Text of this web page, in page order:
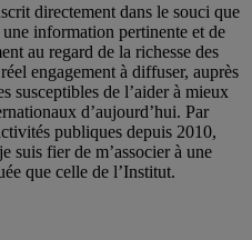
directement dans le souci que
information pertinente et de
au regard de la richesse des
engagement à diffuser, auprès
susceptibles de l’aider à mieux
d’aujourd’hui. Par
publiques depuis 2010,
suis fier de m’associer à une
que celle de l’Institut.